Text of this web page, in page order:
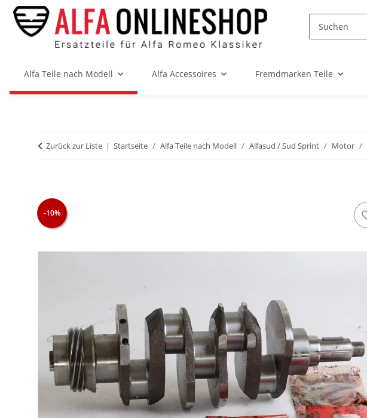
Alfa Teile nach Modell Alfa Accessoires Fremdmarken Teile
Zurück zur Liste Startseite Alfa Teile nach Modell Alfasud / Sud Sprint Motor
-10%